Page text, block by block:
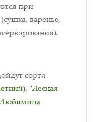
при
варенье,
сорта
, "Лесная
Любимица